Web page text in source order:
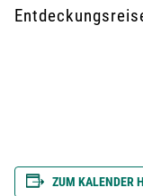
ZUM KALENDER